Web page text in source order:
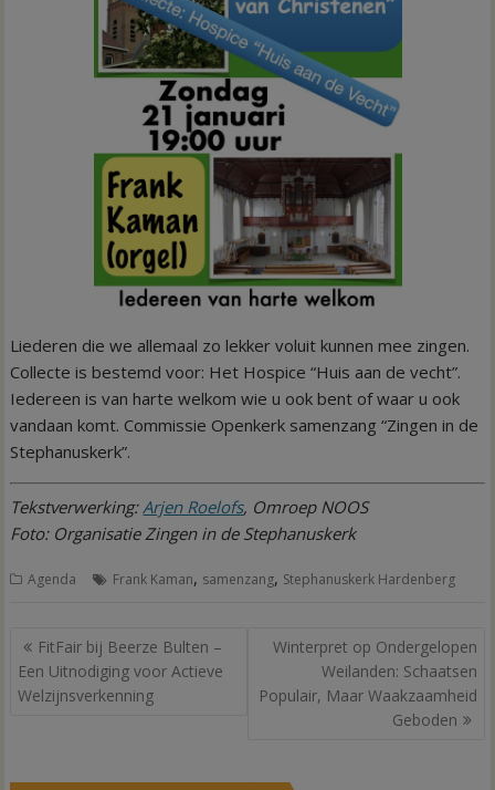
Liederen die we allemaal zo lekker voluit kunnen mee zingen.
Collecte is bestemd voor: Het Hospice “Huis aan de vecht”.
Iedereen is van harte welkom wie u ook bent of waar u ook
vandaan komt. Commissie Openkerk samenzang “Zingen in de
Stephanuskerk”.
Tekstverwerking: Arjen Roelofs, Omroep NOOS
Foto: Organisatie Zingen in de Stephanuskerk
Agenda Frank Kaman, samenzang, Stephanuskerk Hardenberg
Bericht
navigatie
FitFair bij Beerze Bulten –
Een Uitnodiging voor Actieve
Welzijnsverkenning
Winterpret op Ondergelopen
Weilanden: Schaatsen
Populair, Maar Waakzaamheid
Geboden